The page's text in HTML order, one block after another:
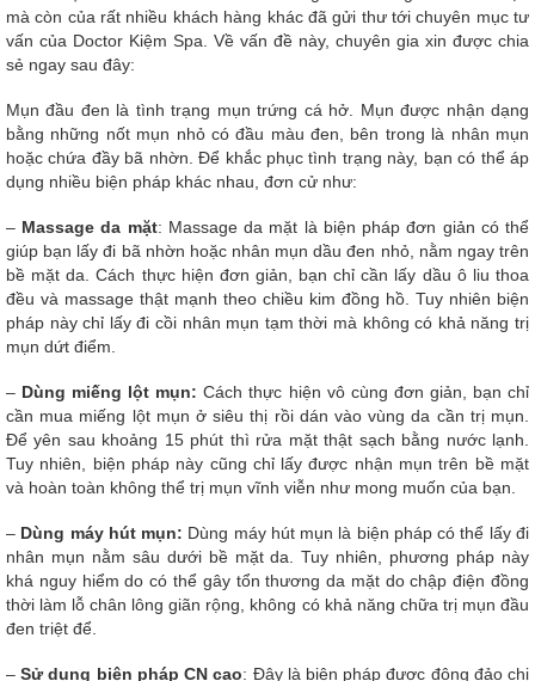
mà còn của rất nhiều khách hàng khác đã gửi thư tới chuyên mục tư
vấn của Doctor Kiệm Spa. Về vấn đề này, chuyên gia xin được chia
sẻ ngay sau đây:
Mụn đầu đen là tình trạng mụn trứng cá hở. Mụn được nhận dạng
bằng những nốt mụn nhỏ có đầu màu đen, bên trong là nhân mụn
hoặc chứa đầy bã nhờn. Để khắc phục tình trạng này, bạn có thể áp
dụng nhiều biện pháp khác nhau, đơn cử như:
– Massage da mặt: Massage da mặt là biện pháp đơn giản có thể
giúp bạn lấy đi bã nhờn hoặc nhân mụn dầu đen nhỏ, nằm ngay trên
bề mặt da. Cách thực hiện đơn giản, bạn chỉ cần lấy dầu ô liu thoa
đều và massage thật mạnh theo chiều kim đồng hồ. Tuy nhiên biện
pháp này chỉ lấy đi cồi nhân mụn tạm thời mà không có khả năng trị
mụn dứt điểm.
– Dùng miếng lột mụn: Cách thực hiện vô cùng đơn giản, bạn chỉ
cần mua miếng lột mụn ở siêu thị rồi dán vào vùng da cần trị mụn.
Để yên sau khoảng 15 phút thì rửa mặt thật sạch bằng nước lạnh.
Tuy nhiên, biện pháp này cũng chỉ lấy được nhận mụn trên bề mặt
và hoàn toàn không thể trị mụn vĩnh viễn như mong muốn của bạn.
– Dùng máy hút mụn: Dùng máy hút mụn là biện pháp có thể lấy đi
nhân mụn nằm sâu dưới bề mặt da. Tuy nhiên, phương pháp này
khá nguy hiểm do có thể gây tổn thương da mặt do chập điện đồng
thời làm lỗ chân lông giãn rộng, không có khả năng chữa trị mụn đầu
đen triệt để.
–Sử dụng biện pháp CN cao: Đây là biện pháp được đông đảo chị